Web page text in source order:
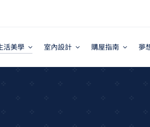
活美學 室內設計 購屋指南 夢